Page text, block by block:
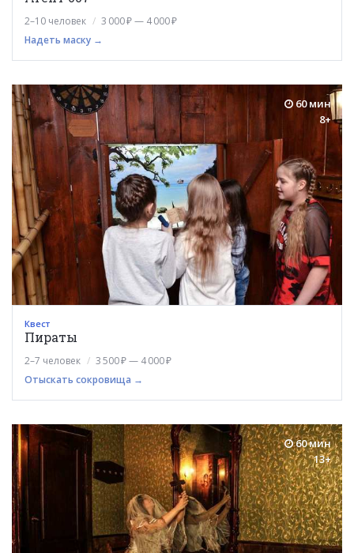
2–10 человек
3 000 ₽ — 4 000 ₽
Надеть маску →
60 мин
8+
Квест
Пираты
2–7 человек
3 500 ₽ — 4 000 ₽
Отыскать сокровища →
60 мин
13+